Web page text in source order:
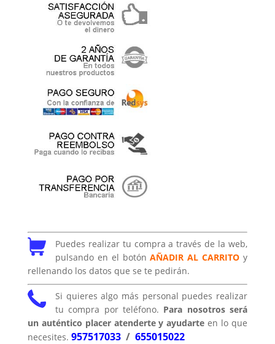
Puedes realizar tu compra a través de la web,
pulsando en el botónAÑADIR AL CARRITO y
rellenando los datos que se te pedirán.
Si quieres algo más personal puedes realizar
tu compra por teléfono. Para nosotros será
un auténtico placer atenderte y ayudarte en lo que
necesites. 957517033/ 655015022